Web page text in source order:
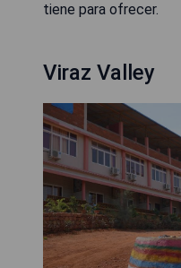
tiene para ofrecer.
Viraz Valley